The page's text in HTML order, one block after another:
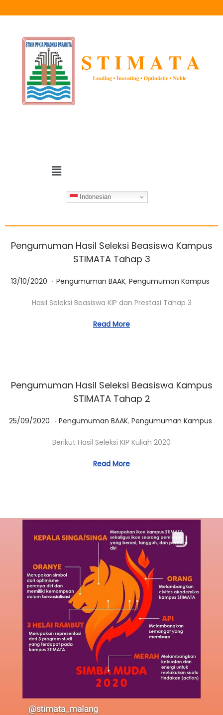
Indonesian
Pengumuman Hasil Seleksi Beasiswa Kampus
STIMATA Tahap 3
Posted on
13/10/2020 0
/
2
. Posted in
Pengumuman BAAK, Pengumuman Kampus
Hasil Seleksi Beasiswa KIP dan Prestasi Tahap 3
Read More
Pengumuman Hasil Seleksi Beasiswa Kampus
STIMATA Tahap 2
Posted on
25/09/2020 0
/
0
3
. Posted in
Pengumuman BAAK, Pengumuman Kampus
Berikut Hasil Seleksi KIP Kuliah 2020
Read More